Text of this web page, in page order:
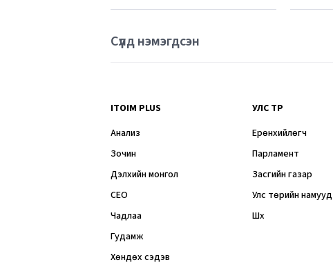
Сүүлд нэмэгдсэн
ITOIM PLUS
Анализ
Зочин
Дэлхийн монгол
CEO
Чадлаа
Гудамж
Хөндөх сэдэв
УЛС ТӨР
Ерөнхийлөгч
Парламент
Засгийн газар
Улс төрийн намууд
Шүүх